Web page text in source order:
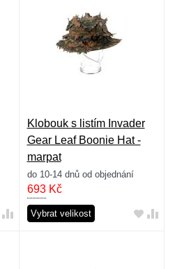
Klobouk s listím Invader
Gear Leaf Boonie Hat -
marpat
do 10-14 dnů od objednání
693Kč
Vybrat velikost